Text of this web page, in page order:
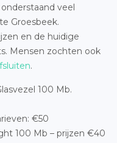
veel
Groesbeek.
en de huidige
Mensen zochten ook
.
100 Mb.
€50
100 Mb – prijzen €40